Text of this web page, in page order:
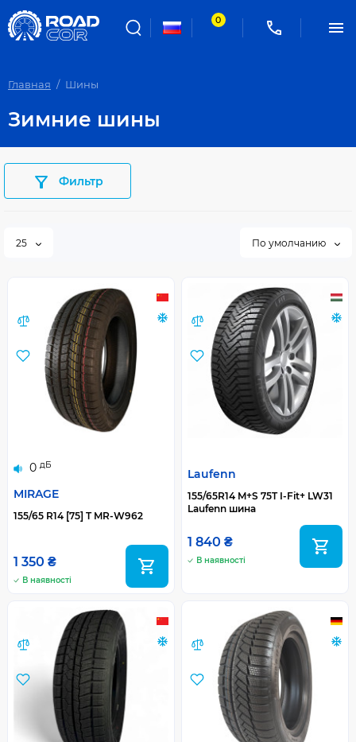
0
Главная Шины
Зимние шины
Фильтр
25 По умолчанию
0 дБ
MIRAGE
155/65 R14 [75] T MR-W962
1 350 ₴
В наявності
Laufenn
155/65R14 M+S 75T I-Fit+ LW31
Laufenn шина
1 840 ₴
В наявності